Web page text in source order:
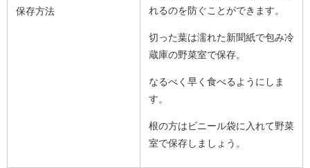
保存方法
れるのを防ぐことができます。
切った葉は濡れた新聞紙で包み冷
蔵庫の野菜室で保存。
なるべく早く食べるようにしま
す。
根の方はビニール袋に入れて野菜
室で保存しましょう。